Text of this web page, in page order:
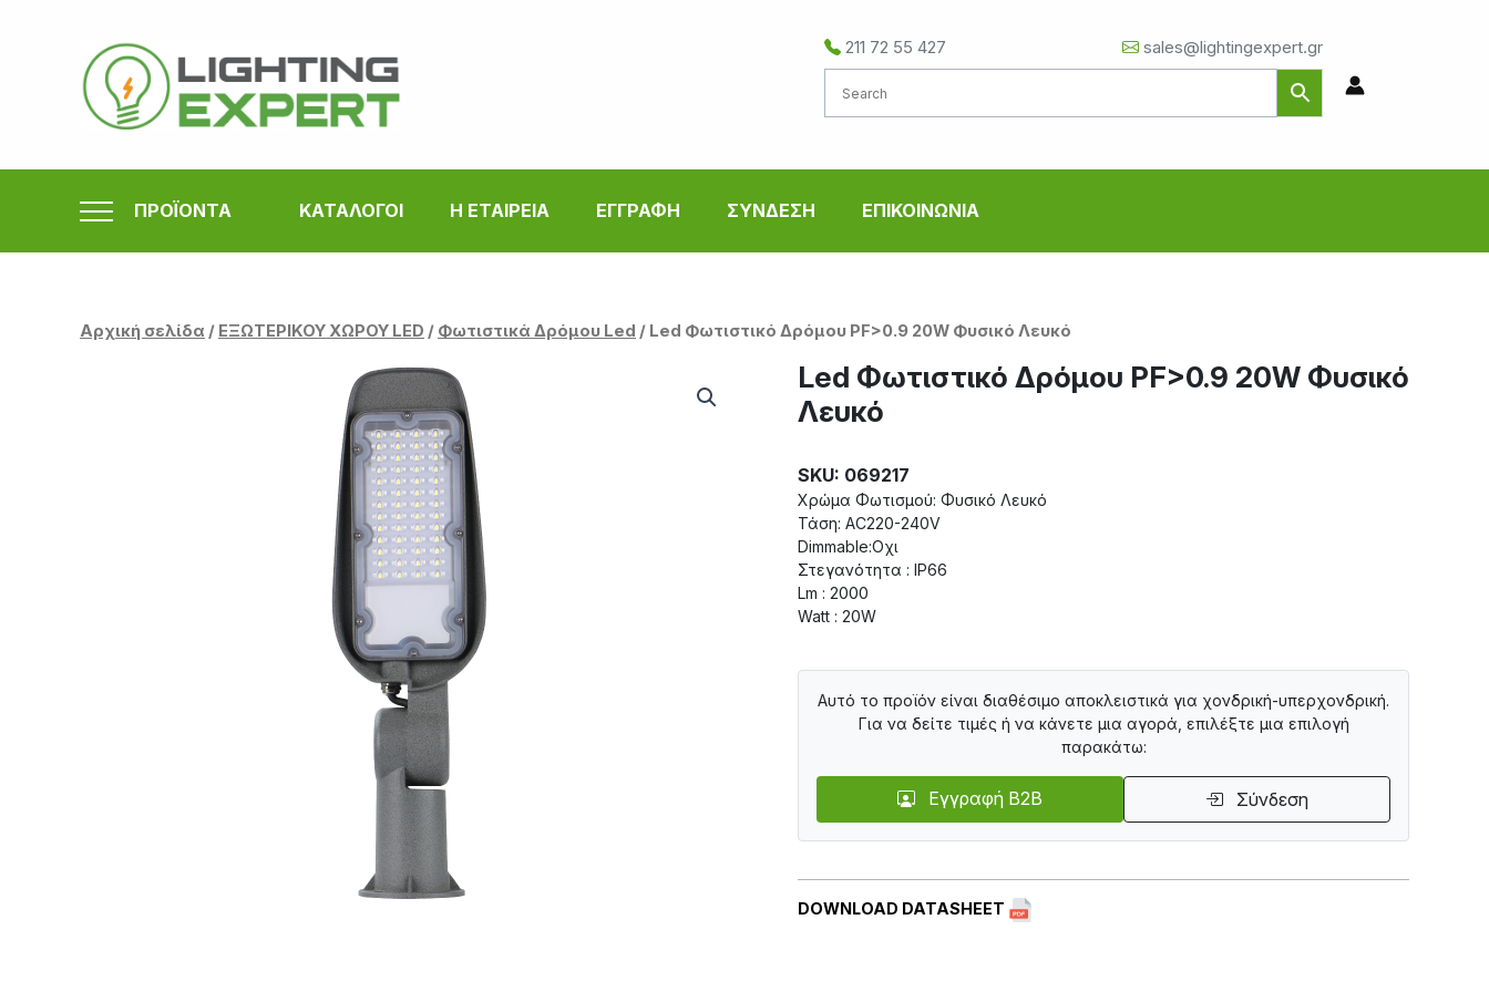
περιεχόμενο
211 72 55 427 sales@lightingexpert.gr
ΠΡΟΪΟΝΤΑ ΚΑΤΑΛΟΓΟΙ Η ΕΤΑΙΡΕΙΑ ΕΓΓΡΑΦΗ ΣΥΝΔΕΣΗ ΕΠΙΚΟΙΝΩΝΙΑ
Αρχική σελίδα / ΕΞΩΤΕΡΙΚΟΥ ΧΩΡΟΥ LED / Φωτιστικά Δρόμου Led / Led Φωτιστικό Δρόμου PF>0.9 20W Φυσικό Λευκό
Led Φωτιστικό Δρόμου PF>0.9 20W Φυσικό
Λευκό
SKU: 069217
Χρώμα Φωτισμού: Φυσικό Λευκό
Τάση: AC220-240V
Dimmable:Οχι
Στεγανότητα : IP66
Lm : 2000
Watt : 20W
DOWNLOAD DATASHEET
Αυτό το προϊόν είναι διαθέσιμο αποκλειστικά για χονδρική-υπερχονδρική.
Για να δείτε τιμές ή να κάνετε μια αγορά, επιλέξτε μια επιλογή
παρακάτω:
Εγγραφή B2B Σύνδεση